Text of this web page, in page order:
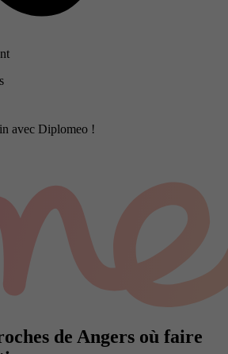
avec Diplomeo !
de Angers où faire